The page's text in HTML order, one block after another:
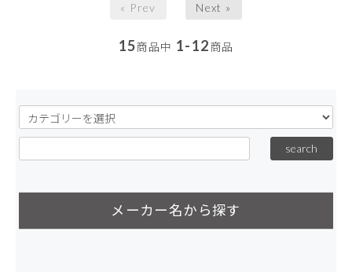
« Prev Next »
15商品中 1-12商品
メーカー名から探す